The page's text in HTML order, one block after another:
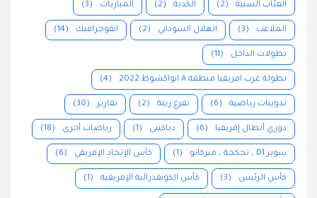
الفئات السنية (2) الكدية (2) المباريات (3)
الملاعب (3) الهلال السوداني (2) انفوجرافيك (14)
بطولات الداخل (11)
بطولة غرب افريقيا منطقة A انواكشوط 2022 (4)
تدوينات رياضية (6) تفرغ زينة (2) تقارير (30)
دوري أبطال إفريقيا (6) دياكيتى (1) رياضات أخرى (18)
سوبر D1 ، تجكجة ، ميركاتو (1) كأس الإتحاد الإفريقي (6)
كأس الرئيس (3) كأس الكونفدرالية الإفريقية (1)